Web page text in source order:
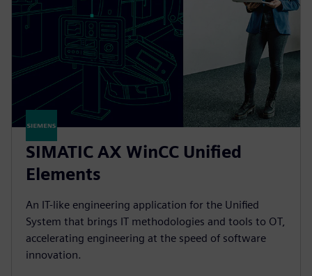
SIMATIC AX WinCC Unified
Elements
An IT-like engineering application for the Unified
System that brings IT methodologies and tools to OT,
accelerating engineering at the speed of software
innovation.